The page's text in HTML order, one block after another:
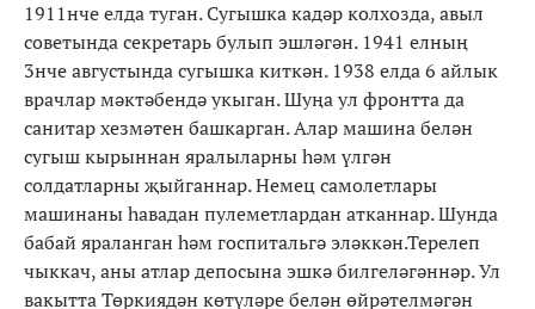
1911нче елда туган. Сугышка кадәр колхозда, авыл
советында секретарь булып эшләгән. 1941 елның
3нче августында сугышка киткән. 1938 елда 6 айлык
врачлар мәктәбендә укыган. Шуңа ул фронтта да
санитар хезмәтен башкарган. Алар машина белән
сугыш кырыннан яралыларны һәм үлгән
солдатларны җыйганнар. Немец самолетлары
машинаны һавадан пулеметлардан атканнар. Шунда
бабай яраланган һәм госпитальгә эләккән.Терелеп
чыккач, аны атлар депосына эшкә билгеләгәннәр. Ул
вакытта Төркиядән көтүләре белән өйрәтелмәгән